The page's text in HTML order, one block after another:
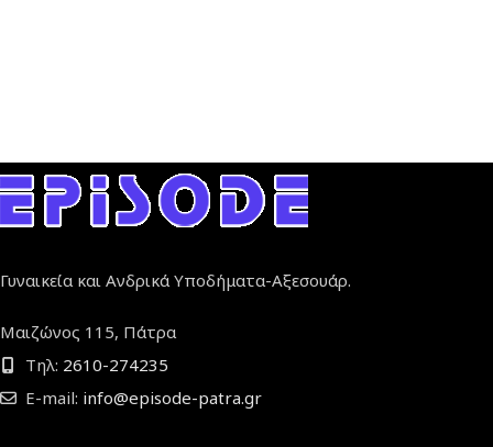
Γυναικεία και Ανδρικά Υποδήματα-Αξεσουάρ.
Μαιζώνος 115, Πάτρα
Τηλ: 2610-274235
E-mail: info@episode-patra.gr